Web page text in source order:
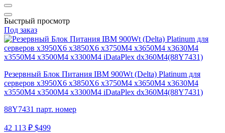
Быстрый просмотр
Под заказ
Резервный Блок Питания IBM 900Wt (Delta) Platinum для
серверов x3950X6 x3850X6 x3750M4 x3650M4 x3630M4
x3550M4 x3500M4 x3300M4 iDataPlex dx360M4(88Y7431)
88Y7431 парт. номер
42 113 ₽ $499